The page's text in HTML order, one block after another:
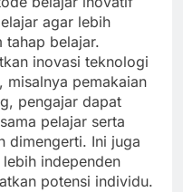
agar lebih
belajar.
inovasi teknologi
misalnya pemakaian
pengajar dapat
pelajar serta
dimengerti. Ini juga
independen
potensi individu.